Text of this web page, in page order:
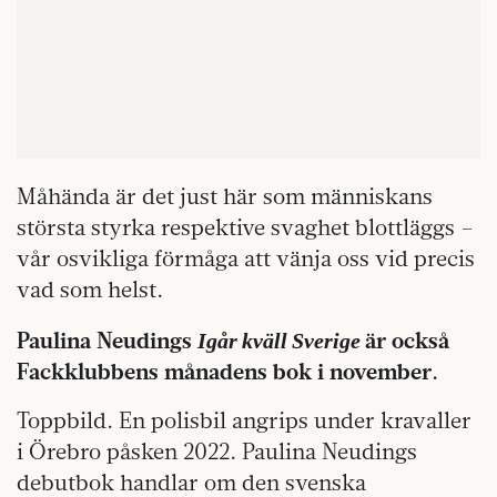
Måhända är det just här som människans
största styrka respektive svaghet blottläggs –
vår osvikliga förmåga att vänja oss vid precis
vad som helst.
Paulina Neudings Igår kväll Sverigeär också
Fackklubbens månadens bok i november.
Toppbild. En polisbil angrips under kravaller
i Örebro påsken 2022. Paulina Neudings
debutbok handlar om den svenska